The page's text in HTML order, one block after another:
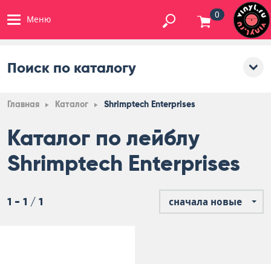
Меню 0
Поиск по каталогу
Главная Каталог Shrimptech Enterprises
Каталог по лейблу
Shrimptech Enterprises
1 - 1 / 1 сначала новые